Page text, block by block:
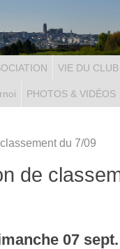
VIE DU CLUB
PHOTOS & VIDÉOS
du 7/09
de
07 sept.
des cookies